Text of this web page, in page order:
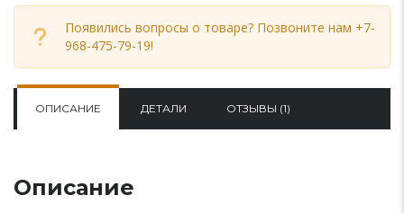
Появились вопросы о товаре? Позвоните нам +7-
968-475-79-19!
ОПИСАНИЕ ДЕТАЛИ ОТЗЫВЫ (1)
Описание